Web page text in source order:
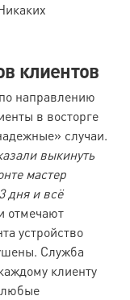
клиентов
направлению
в восторге
случаи.
выкинуть
мастер
дня и всё
отмечают
устройство
Служба
клиенту
любые